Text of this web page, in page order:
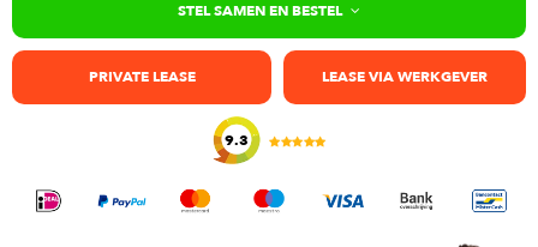
STEL SAMEN EN BESTEL
PRIVATE LEASE LEASE VIA WERKGEVER
9.3